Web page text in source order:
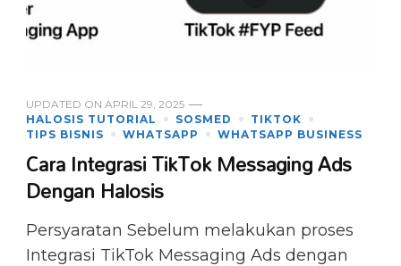
UPDATED ON APRIL 29, 2025
HALOSIS TUTORIAL
SOSMED
TIKTOK
TIPS BISNIS
WHATSAPP WHATSAPP BUSINESS
Cara Integrasi TikTok Messaging Ads
Dengan Halosis
Persyaratan Sebelum melakukan proses
Integrasi TikTok Messaging Ads dengan